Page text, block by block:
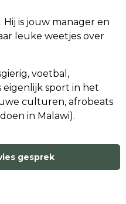
. Hij is jouw manager en
leuke weetjes over
voetbal,
eigenlijk sport in het
culturen, afrobeats
in Malawi).
gesprek